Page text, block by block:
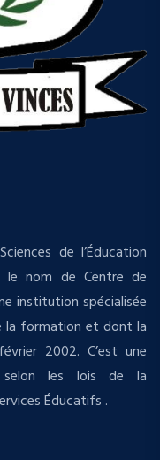
de l’Éducation
le nom de Centre de
institution spécialisée
la formation et dont la
2002. C’est une
selon les lois de la
Éducatifs .